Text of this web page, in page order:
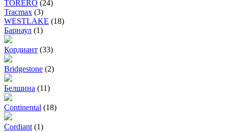
TORERO (24)
Tracmax (3)
WESTLAKE (18)
Барнаул (1)
Кордиант (33)
Bridgestone (2)
Белшина (11)
Continental (18)
Cordiant (1)